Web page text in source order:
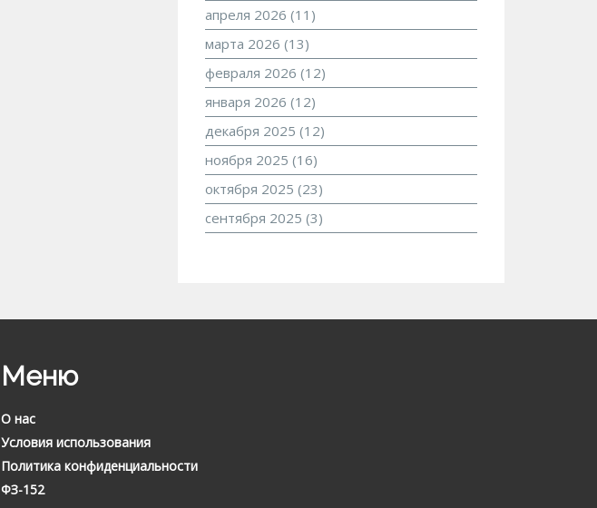
апреля 2026 (11)
марта 2026 (13)
февраля 2026 (12)
января 2026 (12)
декабря 2025 (12)
ноября 2025 (16)
октября 2025 (23)
сентября 2025 (3)
Меню
О нас
Условия использования
Политика конфиденциальности
ФЗ-152